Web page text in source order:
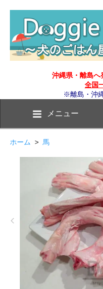
沖縄県・離島へ
全国
※離島・沖
メニュー
ホーム > 馬